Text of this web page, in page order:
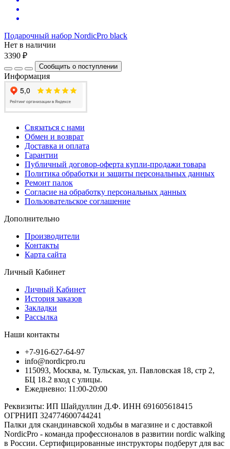
Подарочный набор NordicPro black
Нет в наличии
3390 ₽
Сообщить о поступлении
Информация
Связаться с нами
Обмен и возврат
Доставка и оплата
Гарантии
Публичный договор-оферта купли-продажи товара
Политика обработки и защиты персональных данных
Ремонт палок
Согласие на обработку персональных данных
Пользовательское соглашение
Дополнительно
Производители
Контакты
Карта сайта
Личный Кабинет
Личный Кабинет
История заказов
Закладки
Рассылка
Наши контакты
+7-916-627-64-97
info@nordicpro.ru
115093, Москва, м. Тульская, ул. Павловская 18, стр 2,
БЦ 18.2 вход с улицы.
Ежедневно: 11:00-20:00
Реквизиты: ИП Шайдуллин Д.Ф. ИНН 691605618415
ОГРНИП 324774600744241
Палки для скандинавской ходьбы в магазине и с доставкой
NordicPro - команда профессионалов в развитии nordic walking
в России. Сертифицированные инструкторы подберут для вас